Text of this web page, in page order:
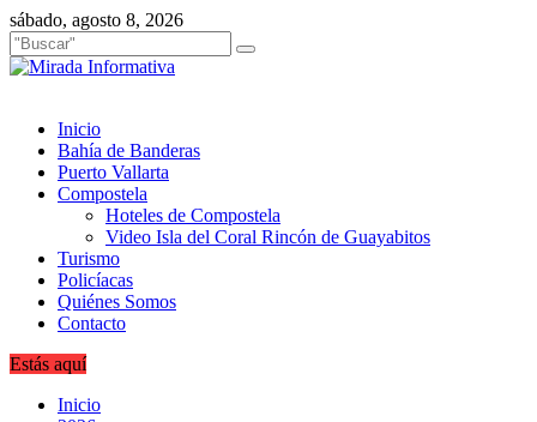
Saltar
al
contenido
sábado, agosto 8, 2026
Inicio
Bahía de Banderas
Puerto Vallarta
Compostela
Hoteles de Compostela
Video Isla del Coral Rincón de Guayabitos
Turismo
Policíacas
Quiénes Somos
Contacto
Estás aquí
Inicio